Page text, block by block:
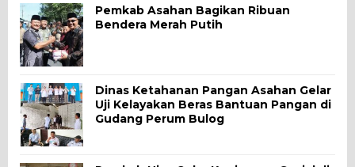
Pemkab Asahan Bagikan Ribuan
Bendera Merah Putih
Dinas Ketahanan Pangan Asahan Gelar
Uji Kelayakan Beras Bantuan Pangan di
Gudang Perum Bulog